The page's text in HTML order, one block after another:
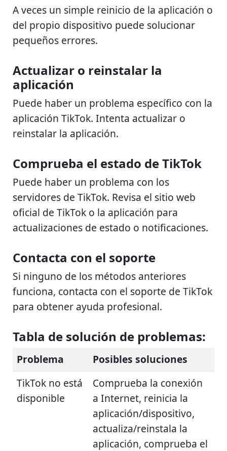
A veces un simple reinicio de la aplicación o
del propio dispositivo puede solucionar
pequeños errores.
Actualizar o reinstalar la
aplicación
Puede haber un problema específico con la
aplicación TikTok. Intenta actualizar o
reinstalar la aplicación.
Comprueba el estado de TikTok
Puede haber un problema con los
servidores de TikTok. Revisa el sitio web
oficial de TikTok o la aplicación para
actualizaciones de estado o notificaciones.
Contacta con el soporte
Si ninguno de los métodos anteriores
funciona, contacta con el soporte de TikTok
para obtener ayuda profesional.
Tabla de solución de problemas:
Problema
Posibles soluciones
TikTok no está
disponible
Comprueba la conexión
a Internet, reinicia la
aplicación/dispositivo,
actualiza/reinstala la
aplicación, comprueba el